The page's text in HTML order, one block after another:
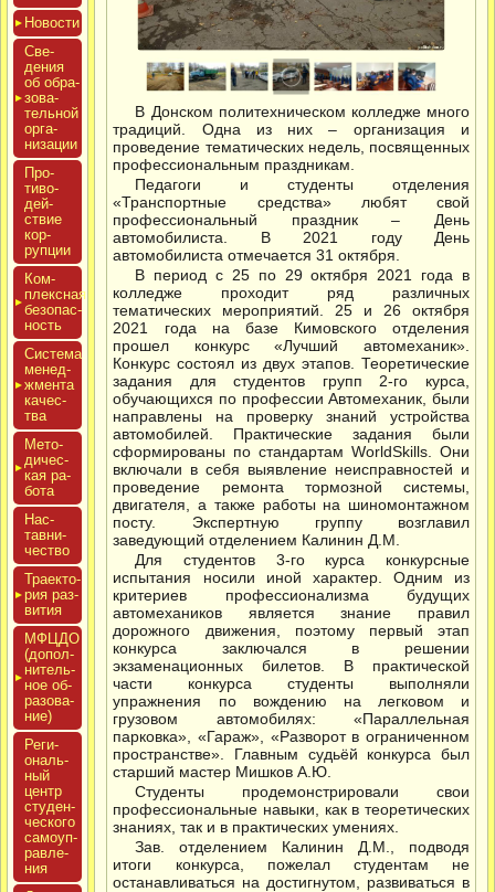
Новос­ти
Све­
дения
об об­ра­
зова­
тель­ной
ор­га­
низа­ции
Про­
тиво­
дей­
ствие
кор­
рупции
Ком­
плексная
бе­зопас­
ность
Сис­те­ма
ме­нед­
жмен­та
ка­чес­
тва
Мето­
дичес­
кая ра­
бота
Нас­
тавни­
чес­тво
Тра­ек­то­
рия раз­
ви­тия
МФЦДО
(до­пол­
ни­тель­
ное об­
ра­зова­
ние)
Реги­
ональ­
ный
центр
сту­ден­
ческо­го
са­мо­уп­
равле­
ния
В Донском политехническом колледже много
традиций. Одна из них – организация и
проведение тематических недель, посвященных
профессиональным праздникам.
Педагоги и студенты отделения
«Транспортные средства» любят свой
профессиональный праздник – День
автомобилиста. В 2021 году День
автомобилиста отмечается 31 октября.
В период с 25 по 29 октября 2021 года в
колледже проходит ряд различных
тематических мероприятий. 25 и 26 октября
2021 года на базе Кимовского отделения
прошел конкурс «Лучший автомеханик».
Конкурс состоял из двух этапов. Теоретические
задания для студентов групп 2-го курса,
обучающихся по профессии Автомеханик, были
направлены на проверку знаний устройства
автомобилей. Практические задания были
сформированы по стандартам WorldSkills. Они
включали в себя выявление неисправностей и
проведение ремонта тормозной системы,
двигателя, а также работы на шиномонтажном
посту. Экспертную группу возглавил
заведующий отделением Калинин Д.М.
Для студентов 3-го курса конкурсные
испытания носили иной характер. Одним из
критериев профессионализма будущих
автомехаников является знание правил
дорожного движения, поэтому первый этап
конкурса заключался в решении
экзаменационных билетов. В практической
части конкурса студенты выполняли
упражнения по вождению на легковом и
грузовом автомобилях: «Параллельная
парковка», «Гараж», «Разворот в ограниченном
пространстве». Главным судьёй конкурса был
старший мастер Мишков А.Ю.
Студенты продемонстрировали свои
профессиональные навыки, как в теоретических
знаниях, так и в практических умениях.
Зав. отделением Калинин Д.М., подводя
итоги конкурса, пожелал студентам не
останавливаться на достигнутом, развиваться в